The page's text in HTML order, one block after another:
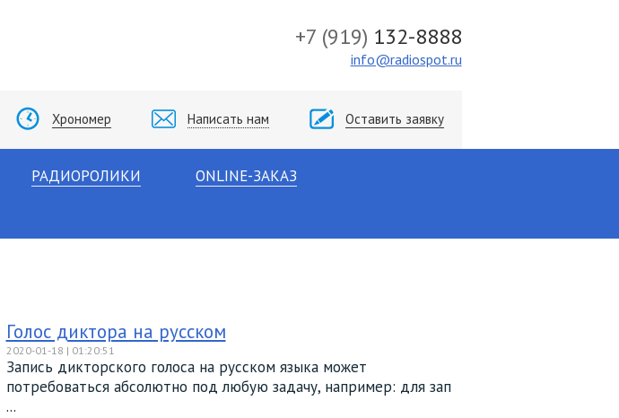
+7 (919) 132-8888
info@radiospot.ru
Хрономер Написать нам Оставить заявку
РАДИОРОЛИКИ
ONLINE-ЗАКАЗ
Голос диктора на русском
2020-01-18 | 01:20:51
Запись дикторского голоса на русском языка может
потребоваться абсолютно под любую задачу, например: для зап
...